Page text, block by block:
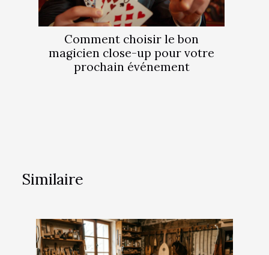
Comment choisir le bon
magicien close-up pour votre
prochain événement
Similaire